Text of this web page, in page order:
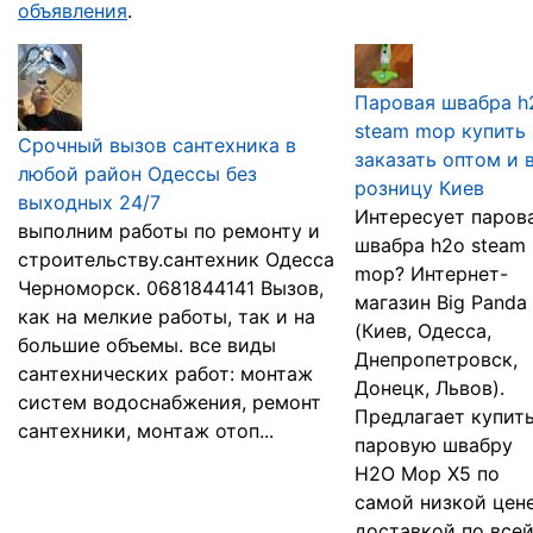
объявления.
Срочный вызов сантехника в
любой район Одессы без
выходных 24/7
выполним работы по ремонту и
строительству.сантехник Одесса
Черноморск. 0681844141 Вызов,
как на мелкие работы, так и на
большие объемы. все виды
сантехнических работ: монтаж
систем водоснабжения, ремонт
сантехники, монтаж отоп...
Паровая швабра
steam mop купить
заказать оптом и
розницу Киев
Интересует
швабра h2o steam
mop? Интернет-
магазин Big Panda
(Киев, Одесса,
Днепропетровск,
Донецк, Львов).
Предлагает
паровую швабру
H2O Mop X5 по
самой низкой